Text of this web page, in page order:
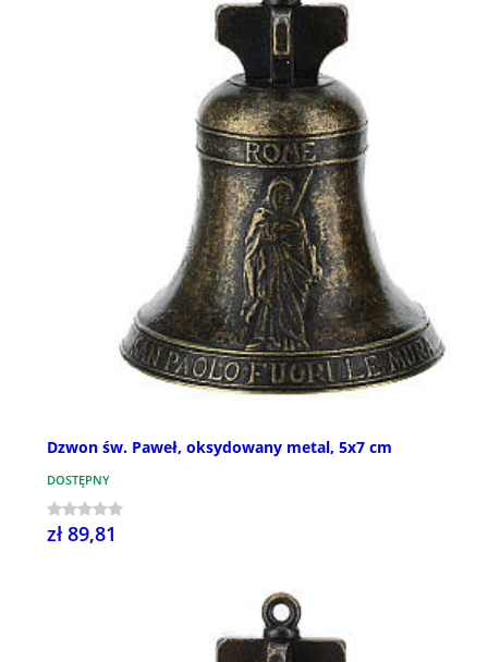
Dzwon św. Paweł, oksydowany metal, 5x7 cm
DOSTĘPNY
zł 89,81